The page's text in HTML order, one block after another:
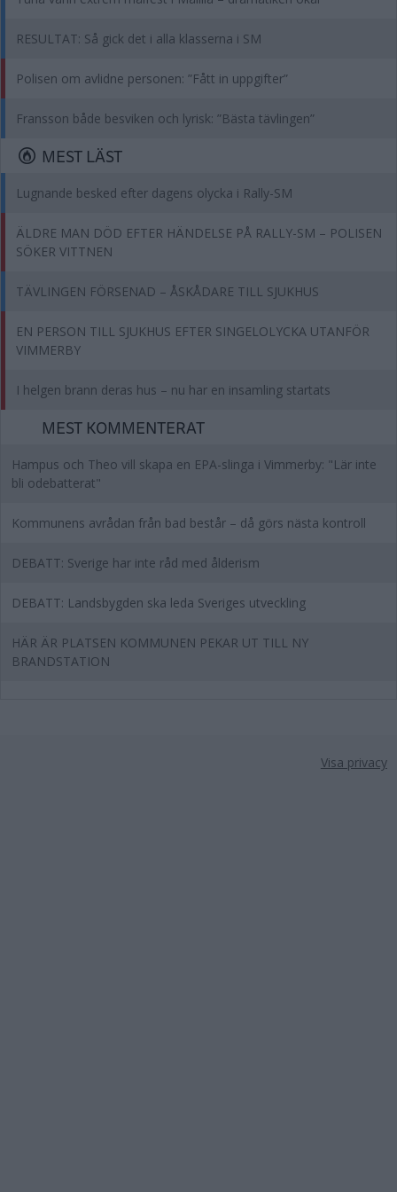
RESULTAT: Så gick det i alla klasserna i SM
Polisen om avlidne personen: ”Fått in uppgifter”
Fransson både besviken och lyrisk: ”Bästa tävlingen”
MEST LÄST
Lugnande besked efter dagens olycka i Rally-SM
ÄLDRE MAN DÖD EFTER HÄNDELSE PÅ RALLY-SM – POLISEN
SÖKER VITTNEN
TÄVLINGEN FÖRSENAD – ÅSKÅDARE TILL SJUKHUS
EN PERSON TILL SJUKHUS EFTER SINGELOLYCKA UTANFÖR
VIMMERBY
I helgen brann deras hus – nu har en insamling startats
MEST KOMMENTERAT
Hampus och Theo vill skapa en EPA-slinga i Vimmerby: "Lär inte
bli odebatterat"
Kommunens avrådan från bad består – då görs nästa kontroll
DEBATT: Sverige har inte råd med ålderism
DEBATT: Landsbygden ska leda Sveriges utveckling
HÄR ÄR PLATSEN KOMMUNEN PEKAR UT TILL NY
BRANDSTATION
Visa privacy